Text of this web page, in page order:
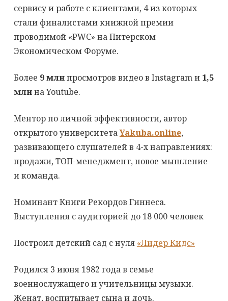
сервису и работе с клиентами, 4 из которых
стали финалистами книжной премии
проводимой «PWC» на Питерском
Экономическом Форуме.
Более 9 млнпросмотров видео в Instagram и 1,5
млнна Youtube.
Ментор по личной эффективности, автор
открытого университетаYakuba.online,
развивающего слушателей в 4-х направлениях:
продажи, ТОП-менеджмент, новое мышление
и команда.
Номинант Книги Рекордов Гиннеса.
Выступления с аудиторией до 18 000 человек
Построил детский сад с нуля «Лидер Кидс»
Родился 3 июня 1982 года в семье
военнослужащего и учительницы музыки.
Женат, воспитывает сына и дочь.